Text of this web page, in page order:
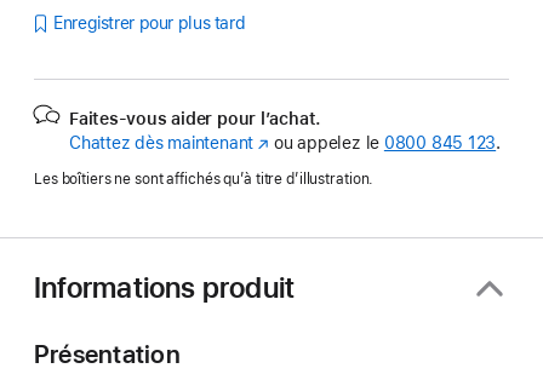
Enregistrer pour plus tard
Faites-vous aider pour l’achat.
Chattez dès maintenant (s’ouvre
une
fenêtre)
ou appelez le 0800 845 123.
Les boîtiers ne sont affichés qu’à titre d’illustration.
Informations produit
Présentation